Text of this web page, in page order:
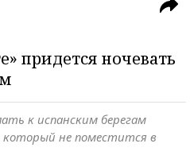
придется ночевать
к испанским берегам
который не поместится в